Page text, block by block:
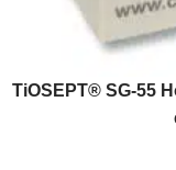
TiOSEPT® SG-55